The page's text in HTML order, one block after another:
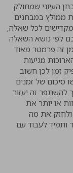
העיוני שמחולק
ממולץ במבחנים
לכל שאלה,
לפי נושא השאלה
זה פרמטר מאוד
מגיעות
זמן לכן חשוב
סיכום של זמנים
להשתפר זה יעזור
או יותר את
ולחזק את מה
ותמיד לעבוד עם